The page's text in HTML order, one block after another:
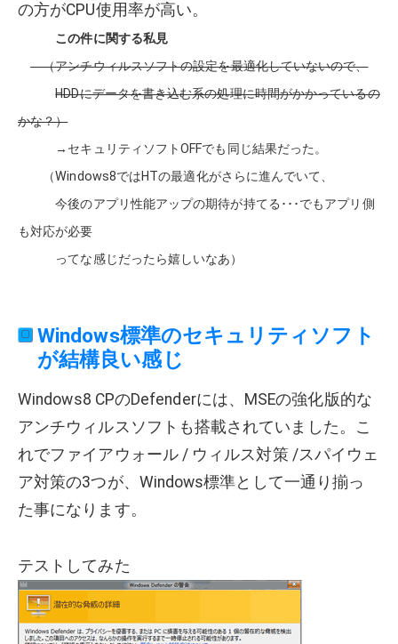
の方がCPU使用率が高い。
この件に関する私見
（アンチウィルスソフトの設定を最適化していないので、
HDDにデータを書き込む系の処理に時間がかかっているの
かな？）
→セキュリティソフトOFFでも同じ結果だった。
（Windows8ではHTの最適化がさらに進んでいて、
今後のアプリ性能アップの期待が持てる･･･でもアプリ側
も対応が必要
ってな感じだったら嬉しいなあ）
Windows標準のセキュリティソフト
が結構良い感じ
Windows8 CPのDefenderには、MSEの強化版的な
アンチウィルスソフトも搭載されていました。こ
れでファイアウォール / ウィルス対策 /スパイウェ
ア対策の3つが、Windows標準として一通り揃っ
た事になります。
テストしてみた